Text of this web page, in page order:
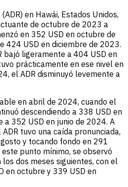
en Hawái, Estados Unidos,
de octubre de 2023 a
en 352 USD en octubre de
424 USD en diciembre de 2023.
bajó ligeramente a 404 USD en
prácticamente en ese nivel en
el ADR disminuyó levemente a
en abril de 2024, cuando el
descendiendo a 338 USD en
a 352 USD en junio de 2024. A
tuvo una caída pronunciada,
y tocando fondo en 291
punto mínimo, se observó
dos meses siguientes, con el
en octubre y 339 USD en